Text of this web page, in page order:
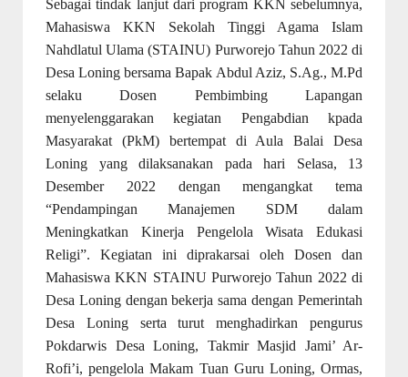
Sebagai tindak lanjut dari program KKN sebelumnya,
Mahasiswa KKN Sekolah Tinggi Agama Islam
Nahdlatul Ulama (STAINU) Purworejo Tahun 2022 di
Desa Loning bersama Bapak Abdul Aziz, S.Ag., M.Pd
selaku Dosen Pembimbing Lapangan
menyelenggarakan kegiatan Pengabdian kpada
Masyarakat (PkM) bertempat di Aula Balai Desa
Loning yang dilaksanakan pada hari Selasa, 13
Desember 2022 dengan mengangkat tema
“Pendampingan Manajemen SDM dalam
Meningkatkan Kinerja Pengelola Wisata Edukasi
Religi”. Kegiatan ini diprakarsai oleh Dosen dan
Mahasiswa KKN STAINU Purworejo Tahun 2022 di
Desa Loning dengan bekerja sama dengan Pemerintah
Desa Loning serta turut menghadirkan pengurus
Pokdarwis Desa Loning, Takmir Masjid Jami’ Ar-
Rofi’i, pengelola Makam Tuan Guru Loning, Ormas,